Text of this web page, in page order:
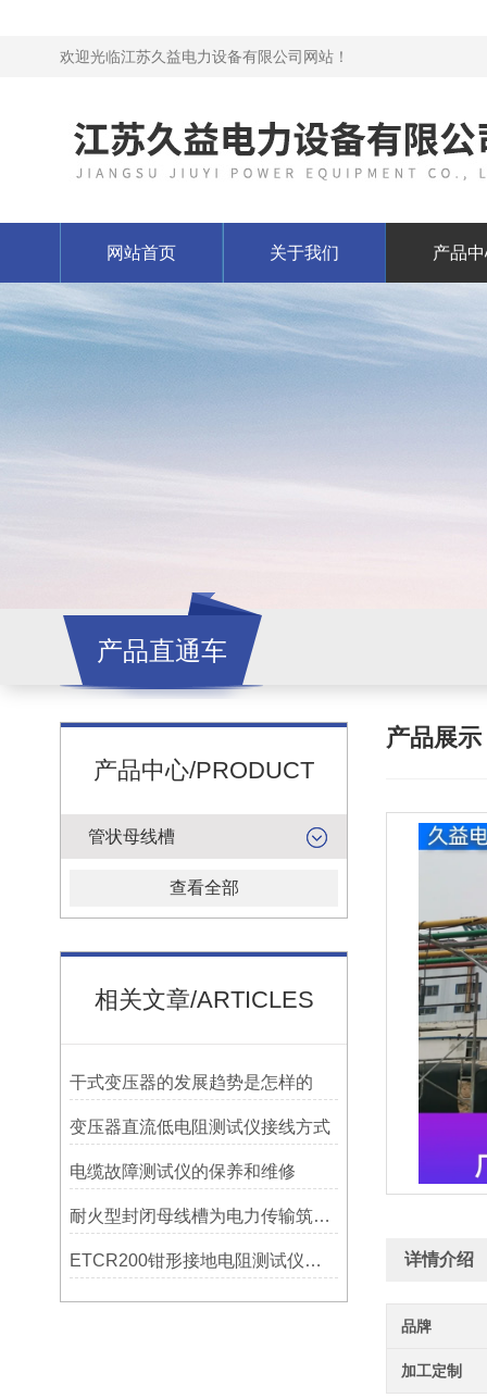
欢迎光临江苏久益电力设备有限公司网站！
网站首页 关于我们 产品
产品直通车
产品中心/PRODUCT
管状母线槽
查看全部
相关文章/ARTICLES
干式变压器的发展趋势是怎样的
变压器直流低电阻测试仪接线方式
电缆故障测试仪的保养和维修
耐火型封闭母线槽为电力传输筑牢安全“防火墙”
ETCR200钳形接地电阻测试仪现场应用说明
产品展示
详情介绍
品牌
加工定制